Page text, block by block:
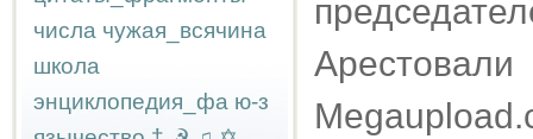
числа чужая_всячина
школа
энциклопедия_фа ю-з